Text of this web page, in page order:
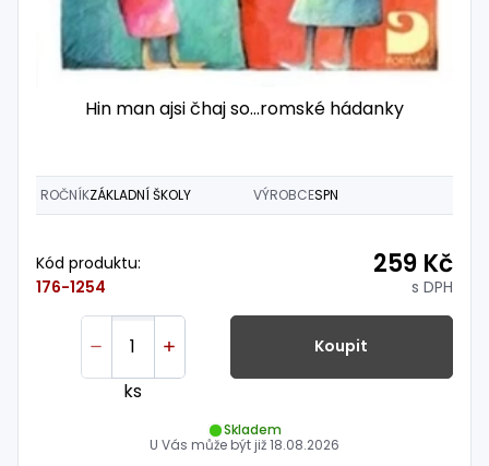
Hin man ajsi čhaj so…romské hádanky
ROČNÍKZÁKLADNÍ ŠKOLY VÝROBCESPN
Kód produktu:
176-1254
259 Kč
s DPH
ks
Koupit
Skladem
U Vás může být již18.08.2026